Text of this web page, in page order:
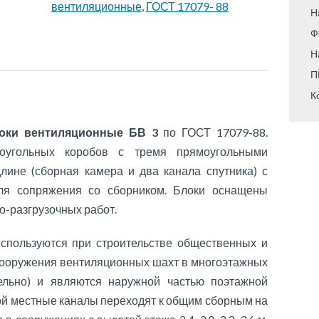
вентиляционные, ГОСТ 17079- 88
вентиляционные БВ 3по ГОСТ 17079-88.
коробов с тремя прямоугольными
(сборная камера и два канала спутника) с
сопряжения со сборником. Блоки оснащены
разгрузочных работ.
при строительстве общественных и
вентиляционных шахт в многоэтажных
и являются наружной частью поэтажной
местные каналы переходят к общим сборным на